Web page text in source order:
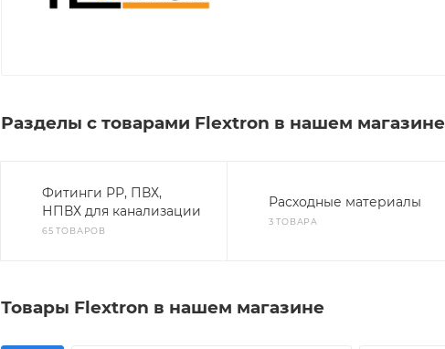
Разделы с товарами Flextron в нашем магазине
Фитинги РР, ПВХ,
НПВХ для канализации
65 ТОВАРОВ
Расходные материалы
3 ТОВАРА
Товары Flextron в нашем магазине